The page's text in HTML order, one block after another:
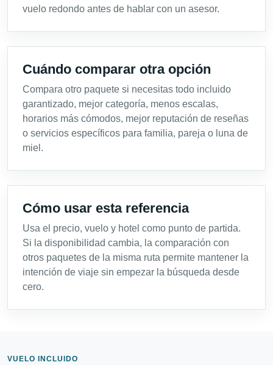
vuelo redondo antes de hablar con un asesor.
Cuándo comparar otra opción
Compara otro paquete si necesitas todo incluido
garantizado, mejor categoría, menos escalas,
horarios más cómodos, mejor reputación de reseñas
o servicios específicos para familia, pareja o luna de
miel.
Cómo usar esta referencia
Usa el precio, vuelo y hotel como punto de partida.
Si la disponibilidad cambia, la comparación con
otros paquetes de la misma ruta permite mantener la
intención de viaje sin empezar la búsqueda desde
cero.
VUELO INCLUIDO